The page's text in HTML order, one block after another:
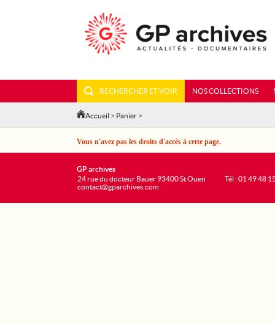
RECHERCHER ET VOIR NOS COLLECTIONS
Accueil > Panier >
Vous n'avez pas les droits d'accès à cette page.
GP archives
24 rue du docteur Bauer 93400 St Ouen
contact@gparchives.com
Tél : 01 49 48